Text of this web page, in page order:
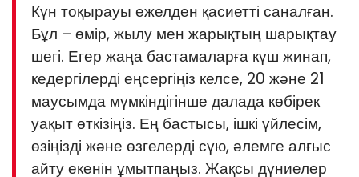
Күн тоқырауы ежелден қасиетті саналған.
Бұл – өмір, жылу мен жарықтың шарықтау
шегі. Егер жаңа бастамаларға күш жинап,
кедергілерді еңсергіңіз келсе, 20 және 21
маусымда мүмкіндігінше далада көбірек
уақыт өткізіңіз. Ең бастысы, ішкі үйлесім,
өзіңізді және өзгелерді сүю, әлемге алғыс
айту екенін ұмытпаңыз. Жақсы дүниелер